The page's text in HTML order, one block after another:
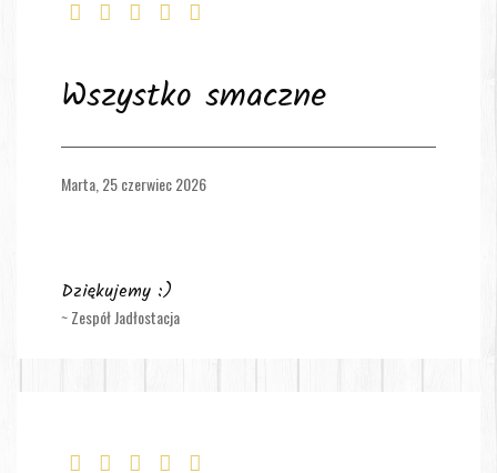
Wszystko smaczne
Marta,25 czerwiec 2026
Dziękujemy :)
~ Zespół Jadłostacja